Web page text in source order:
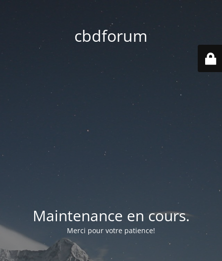
cbdforum
Maintenance en cours.
Merci pour votre patience!